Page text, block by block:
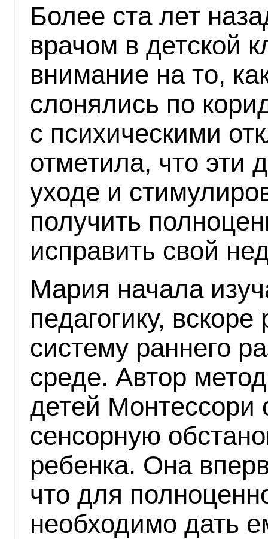
Более ста лет
врачом в детской
внимание на то,
слонялись по
с психическими
отметила, что эти
уходе и
получить
исправить свой
Мария начала
педагогику,
систему раннего
среде. Автор
детей Монтессори
сенсорную
ребенка. Она
что для
необходимо дать